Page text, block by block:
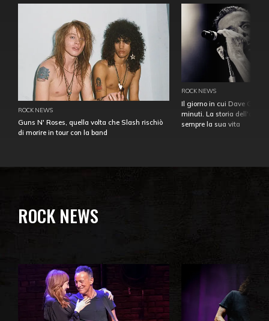
ROCK NEWS
Guns N' Roses, quella volta che Slash rischiò
di morire in tour con la band
ROCK NEWS
Il giorno in cui Dave
minuti. La storia
sempre la sua vita
ROCK NEWS